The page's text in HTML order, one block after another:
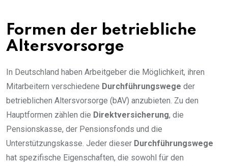
Formen der betriebliche
Altersvorsorge
In Deutschland haben Arbeitgeber die Möglichkeit, ihren
Mitarbeitern verschiedene Durchführungswege der
betrieblichen Altersvorsorge (bAV) anzubieten. Zu den
Hauptformen zählen die Direktversicherung, die
Pensionskasse, der Pensionsfonds und die
Unterstützungskasse. Jeder dieser Durchführungswege
hat spezifische Eigenschaften, die sowohl für den